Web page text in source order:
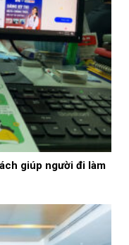
giúp người đi làm